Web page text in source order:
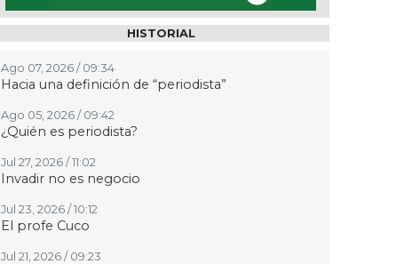
HISTORIAL
Ago 07, 2026 / 09:34
Hacia una definición de “periodista”
Ago 05, 2026 / 09:42
¿Quién es periodista?
Jul 27, 2026 / 11:02
Invadir no es negocio
Jul 23, 2026 / 10:12
El profe Cuco
Jul 21, 2026 / 09:23